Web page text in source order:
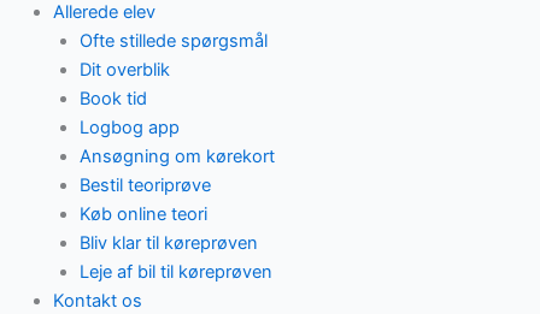
Allerede elev
Ofte stillede spørgsmål
Dit overblik
Book tid
Logbog app
Ansøgning om kørekort
Bestil teoriprøve
Køb online teori
Bliv klar til køreprøven
Leje af bil til køreprøven
Kontakt os